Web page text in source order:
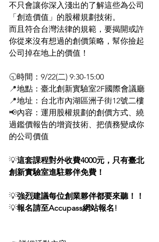
不只會讓你深入淺出的了解這些為公司
「創造價值」的股權規劃技術。
而且符合台灣法律的規範，要揭開或許
你從來沒有想過的創價策略，幫你撿起
公司掉在地上的價值！
🕤時間：9/22(二) 9:30-15:00
📍地點：臺北創新實驗室2F國際會議廳
📍地址：台北市內湖區洲子街12號二樓
📢內容：運用股權規劃的創價方式、繞
過鑑價報告的增資技術、把債務變成你
的公司價值
💡這套課程對外收費4000元，只有臺北
創新實驗室進駐夥伴免費！
💡強烈建議每位創業夥伴都要來聽！！
💡報名請至Accupass網站報名!